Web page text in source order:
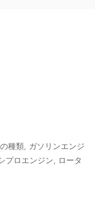
種類 ガソリンエンジ
プロエンジン
ロータ